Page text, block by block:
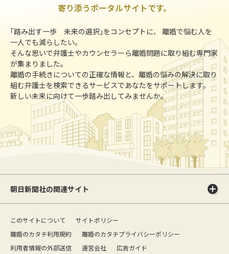
寄り添うポータルサイトです。
｢踏み出す一歩 未来の選択｣をコンセプトに、 離婚で悩む人を
一人でも減らしたい。
そんな思いで弁護士やカウンセラーら離婚問題に取り組む専門家
が集まりました。
離婚の手続きについての正確な情報と、離婚の悩みの解決に取り
組む弁護士を検索できるサービスであなたをサポートします。
新しい未来に向けて一歩踏み出してみませんか。
朝日新聞社の関連サイト
このサイトについて
サイトポリシー
離婚のカタチ利用規約
離婚のカタチプライバシーポリシー
利用者情報の外部送信
運営会社 広告ガイド